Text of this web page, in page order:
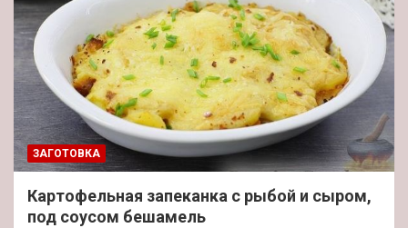
ЗАГОТОВКА
Картофельная запеканка с рыбой и сыром,
под соусом бешамель